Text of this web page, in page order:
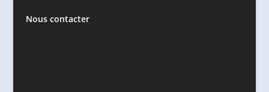
Nous contacter